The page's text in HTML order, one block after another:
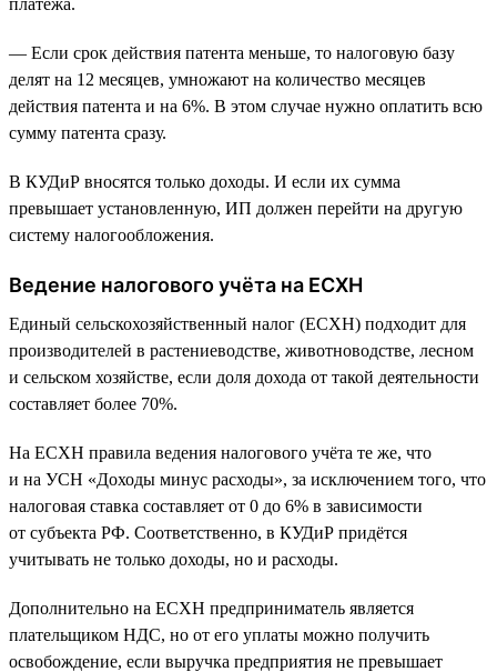
— Если срок действия патента меньше, то налоговую базу
делят на 12 месяцев, умножают на количество месяцев
действия патента и на 6%. В этом случае нужно оплатить всю
сумму патента сразу.
В КУДиР вносятся только доходы. И если их сумма
превышает установленную, ИП должен перейти на другую
систему налогообложения.
Ведение налогового учёта на ЕСХН
Единый сельскохозяйственный налог (ЕСХН) подходит для
производителей в растениеводстве, животноводстве, лесном
и сельском хозяйстве, если доля дохода от такой деятельности
составляет более 70%.
На ЕСХН правила ведения налогового учёта те же, что
и на УСН «Доходы минус расходы», за исключением того, что
налоговая ставка составляет от 0 до 6% в зависимости
от субъекта РФ. Соответственно, в КУДиР придётся
учитывать не только доходы, но и расходы.
Дополнительно на ЕСХН предприниматель является
плательщиком НДС, но от его уплаты можно получить
освобождение, если выручка предприятия не превышает